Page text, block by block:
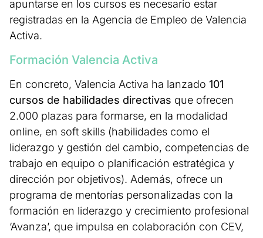
apuntarse en los cursos es necesario estar
registradas en la Agencia de Empleo de Valencia
Activa.
Formación Valencia Activa
En concreto, Valencia Activa ha lanzado 101
cursos de habilidades directivas que ofrecen
2.000 plazas para formarse, en la modalidad
online, en soft skills (habilidades como el
liderazgo y gestión del cambio, competencias de
trabajo en equipo o planificación estratégica y
dirección por objetivos). Además, ofrece un
programa de mentorías personalizadas con la
formación en liderazgo y crecimiento profesional
‘Avanza’, que impulsa en colaboración con CEV,